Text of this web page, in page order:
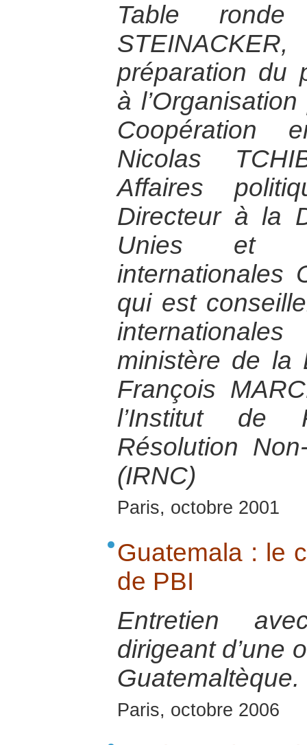
Table
préparation du
à
Coopération
Nicolas
Affaires
Directeur à la
Unies et
internationales
qui est
ministère de la
François
l’Institut de
Résolution
(IRNC)
Paris, octobre 2001
Guatemala : le
de PBI
Entretien
dirigeant d’une
Guatemaltèque.
Paris, octobre 2006